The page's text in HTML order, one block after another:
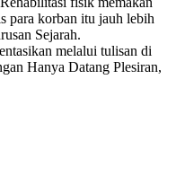
para korban itu jauh lebih
Sejarah.
melalui tulisan di
Hanya Datang Plesiran,